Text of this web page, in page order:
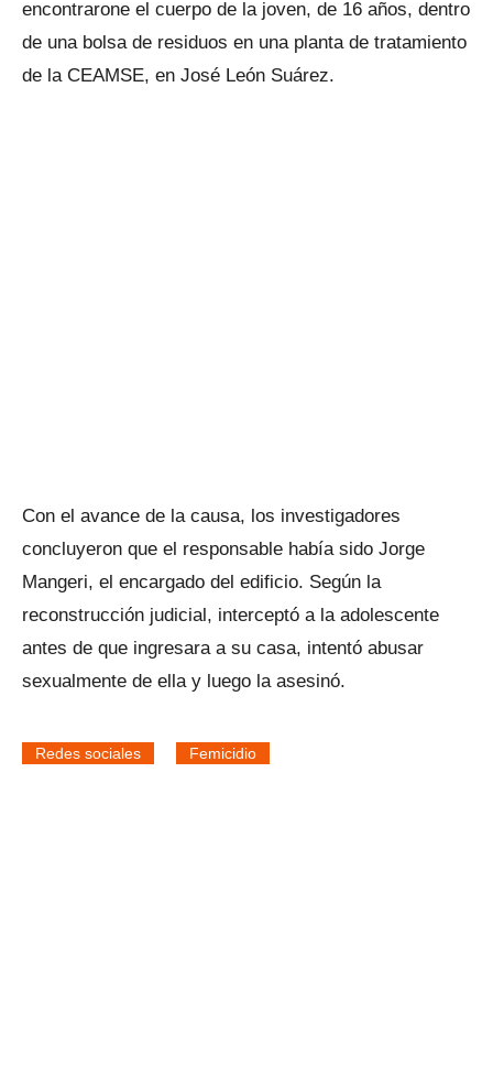
encontrarone el cuerpo de la joven, de 16 años, dentro
de una bolsa de residuos en una planta de tratamiento
de la CEAMSE, en José León Suárez.
Con el avance de la causa, los investigadores
concluyeron que el responsable había sido Jorge
Mangeri, el encargado del edificio. Según la
reconstrucción judicial, interceptó a la adolescente
antes de que ingresara a su casa, intentó abusar
sexualmente de ella y luego la asesinó.
Redes sociales Femicidio